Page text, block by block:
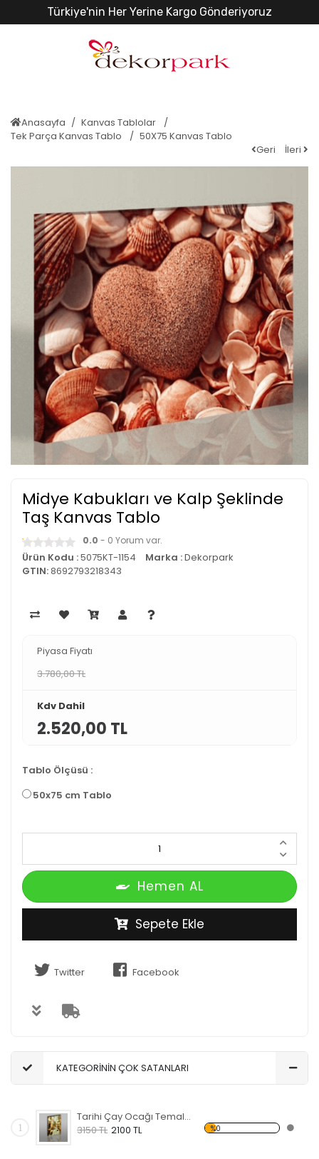
Türkiye'nin Her Yerine Kargo Gönderiyoruz
Anasayfa
Kanvas Tablolar
Tek Parça Kanvas Tablo
50X75 Kanvas Tablo
Geri
İleri
Midye Kabukları ve Kalp Şeklinde
Taş Kanvas Tablo
0.0 - 0 Yorum var.
Ürün Kodu :5075KT-1154 Marka :Dekorpark
GTIN:8692793218343
Piyasa Fiyatı
3.780,00 TL
Kdv Dahil
2.520,00 TL
Tablo Ölçüsü :
50x75 cm Tablo
Hemen AL
Sepete Ekle
Twitter Facebook
KATEGORİNİN ÇOK SATANLARI
1
Tarihi Çay Ocağı Temalı Kanvas Tablo
3150 TL 2100 TL %0